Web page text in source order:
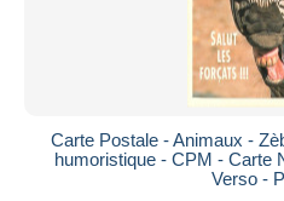
Carte Postale - Animaux -
humoristique - CPM - Carte
Verso -